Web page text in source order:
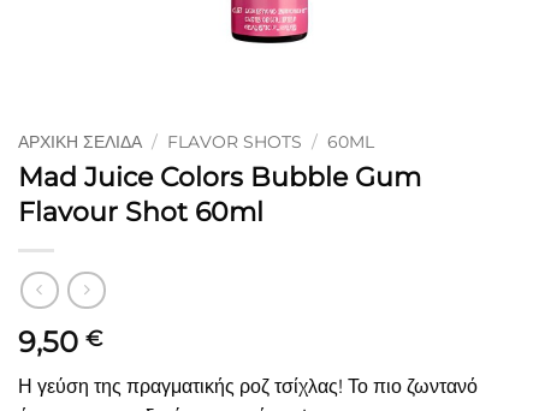
ΑΡΧΙΚΉ ΣΕΛΊΔΑ / FLAVOR SHOTS / 60ML
Mad Juice Colors Bubble Gum
Flavour Shot 60ml
9,50 €
Η γεύση της πραγματικής ροζ τσίχλας! Το πιο ζωντανό